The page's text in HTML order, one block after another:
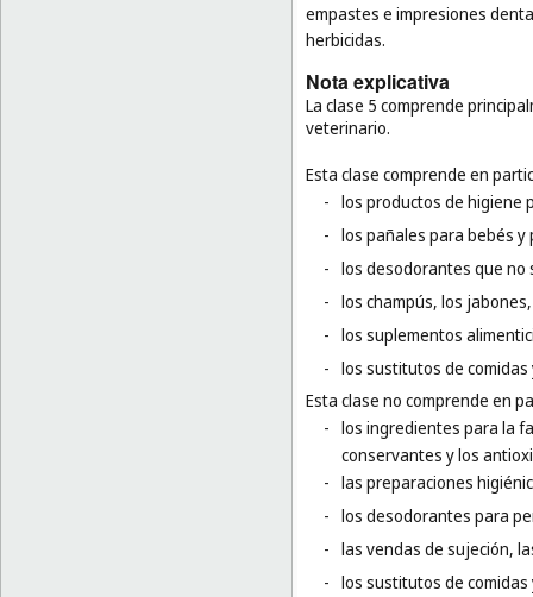
empastes e impresiones
herbicidas.
Nota explicativa
La clase 5 comprende
veterinario.
Esta clase comprende en
- los productos de higiene
- los pañales para bebés y
- los desodorantes que no
- los champús, los
- los suplementos
- los sustitutos de
Esta clase no comprende en
- los ingredientes para la
conservantes y los
- las preparaciones
- los desodorantes para
- las vendas de sujeción,
- los sustitutos de